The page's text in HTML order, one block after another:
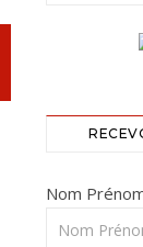
Nom